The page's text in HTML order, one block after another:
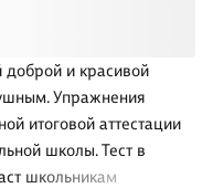
доброй и красивой
Упражнения
итоговой аттестации
школы. Тест в
школьникам